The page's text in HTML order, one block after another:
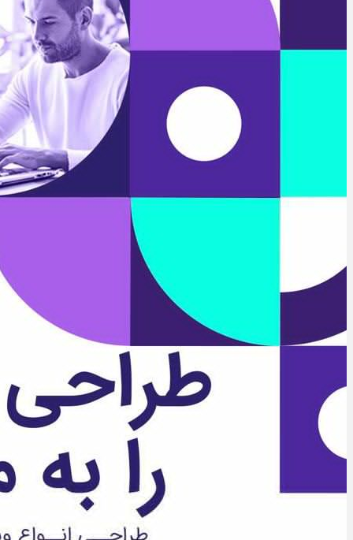
مشکلات صنف تأمین مواد اولیه باکیفیت و
نوسازی تجهیزات و آموزش‌های تخصصی و
تعامل مالیاتی با اصناف برای رفع چالش‌های